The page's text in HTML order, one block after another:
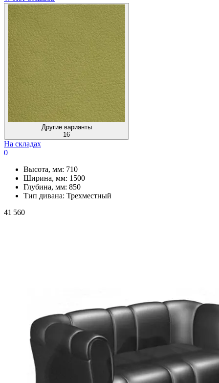
Другие варианты
16
На складах
0
Высота, мм: 710
Ширина, мм: 1500
Глубина, мм: 850
Тип дивана: Трехместный
41 560